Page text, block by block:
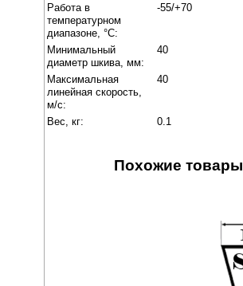
Работа в
температурном
диапазоне, °C:
-55/+70
Минимальный
диаметр шкива, мм:
40
Максимальная
линейная скорость,
м/с:
40
Вес, кг: 0.1
Похожие товары